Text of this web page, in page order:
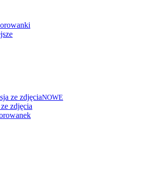
ze zdjęciaNOWE
zdjęcia